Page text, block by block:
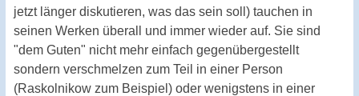
jetzt länger diskutieren, was das sein soll) tauchen in
seinen Werken überall und immer wieder auf. Sie sind
"dem Guten" nicht mehr einfach gegenübergestellt
sondern verschmelzen zum Teil in einer Person
(Raskolnikow zum Beispiel) oder wenigstens in einer